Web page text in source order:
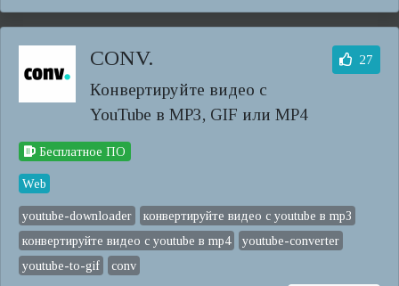
CONV.
Конвертируйте видео с
YouTube в MP3, GIF или MP4
27
Бесплатное ПО
Web
youtube-downloader
конвертируйте видео с youtube в mp3
конвертируйте видео с youtube в mp4
youtube-converter
youtube-to-gif
conv